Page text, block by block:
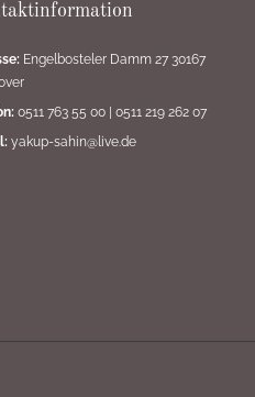
Engelbosteler Damm 27 30167
0511 763 55 00
0511 219 262 07
yakup-sahin@live.de